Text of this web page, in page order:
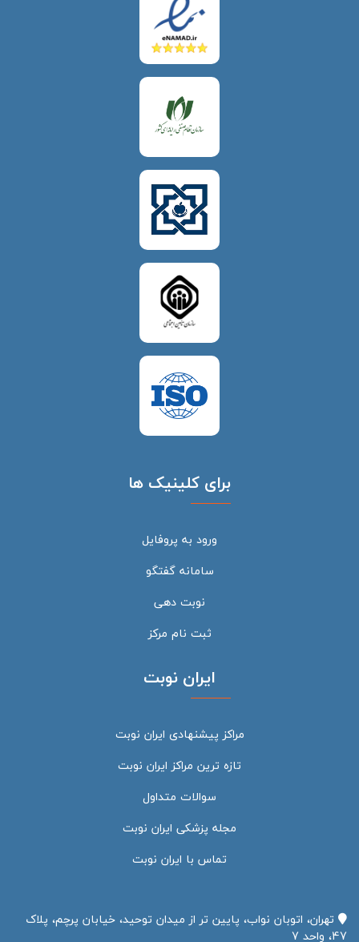
برای کلینیک ها
ورود به پروفایل
سامانه گفتگو
نوبت دهی
ثبت نام مرکز
ایران نوبت
مراکز پیشنهادی ایران نوبت
تازه ترین مراکز ایران نوبت
سوالات متداول
مجله پزشکی ایران نوبت
تماس با ایران نوبت
تهران، اتوبان نواب، پایین تر از میدان توحید، خیابان پرچم، پلاک
47، واحد 7